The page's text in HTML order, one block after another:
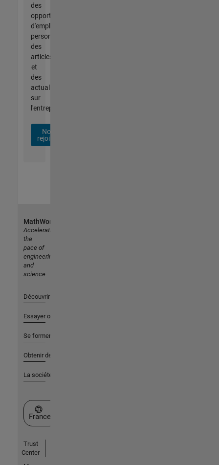
des
opportunités
d'emploi
personnalisées,
des
articles
et
des
actualités
sur
l'entreprise.
Nous
rejoindre
MathWorks
Accelerating
the
pace of
engineering
and
science
Découvrir les produits
Essayer ou acheter
Se former
Obtenir de l'aide
La société
Sélectionner un site web
France
Trust
Center